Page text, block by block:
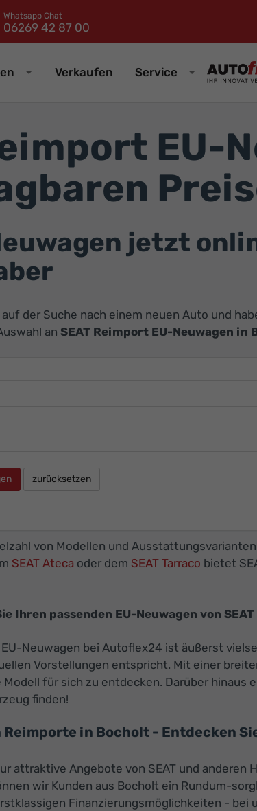
Whatsapp Chat
06269 42 87 00
Verkaufen Service
EU-
jetzt
der Suche nach einem neuen Auto und
an SEAT Reimport EU-Neuwagen in
zurücksetzen
von Modellen und
SEAT Ateca oder dem SEAT Tarraco bietet
Ihren passenden EU-Neuwagen von
EU-Neuwagen bei Autoflex24 ist äußerst
Vorstellungen entspricht. Mit einer
für sich zu entdecken. Darüber
finden!
Reimporte in Bocholt - Entdecken
attraktive Angebote von SEAT und anderen
wir Kunden aus Bocholt ein Rundum-
Finanzierungsmöglichkeiten - bei